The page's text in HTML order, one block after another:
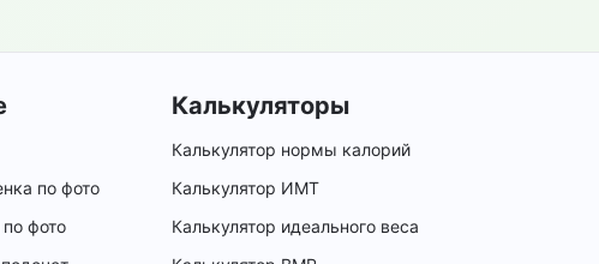
по фото
фото
Калькуляторы
Калькулятор нормы калорий
Калькулятор ИМТ
Калькулятор идеального веса